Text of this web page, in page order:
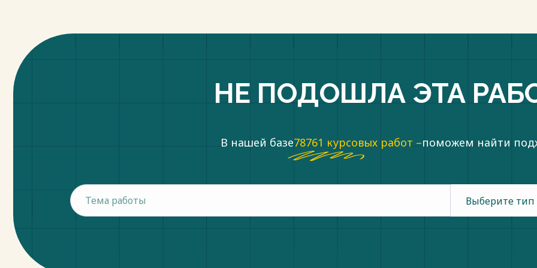
НЕ ПОДОШЛА ЭТА
В нашей базе78761 курсовых работ –поможем найти
Выберите тип